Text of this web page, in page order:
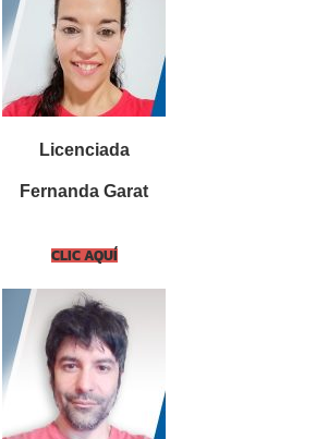
Licenciada
Fernanda Garat
CLIC AQUÍ